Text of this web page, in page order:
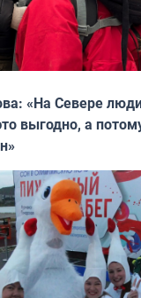
«На Севере
выгодно, а